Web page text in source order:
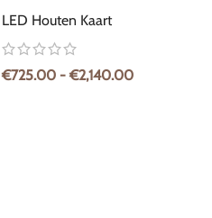
LED Houten Kaart
€725.00 - €2,140.00